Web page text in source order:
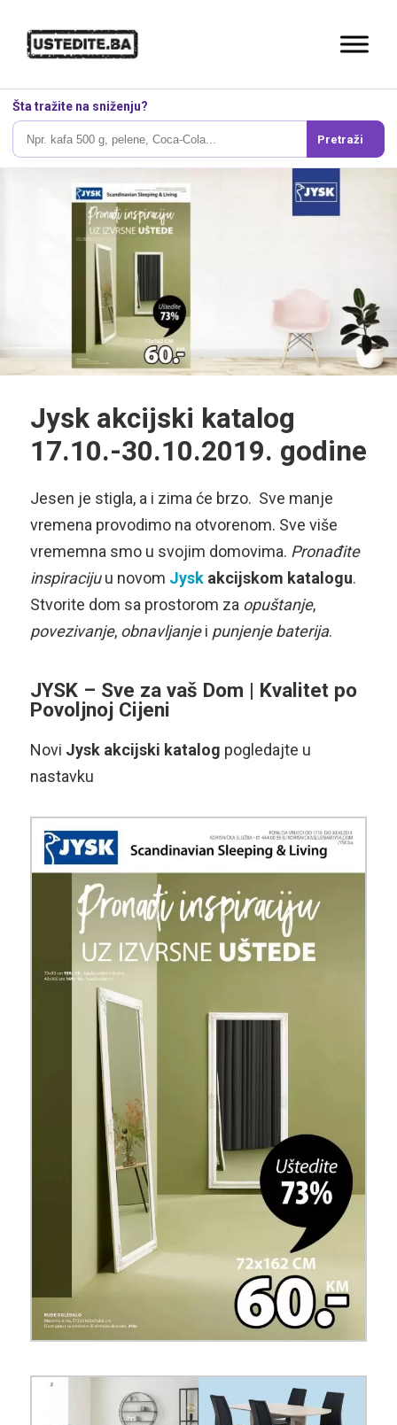
Šta tražite na sniženju?
Pretraži
Jysk akcijski katalog
17.10.-30.10.2019. godine
Jesen je stigla, a i zima će brzo. Sve manje
vremena provodimo na otvorenom. Sve više
vrememna smo u svojim domovima. Pronađite
inspiracijuu novom Jysk akcijskom katalogu.
Stvorite dom sa prostorom za opuštanje,
povezivanje, obnavljanjei punjenje baterija.
JYSK – Sve za vaš Dom | Kvalitet po
Povoljnoj Cijeni
Novi Jysk akcijski katalog pogledajte u
nastavku